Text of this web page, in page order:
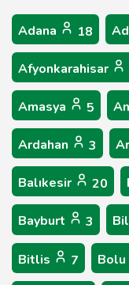
Adana 18
Afyonkarahisar
Amasya 5
Ardahan 3
Balıkesir 20
Bayburt 3
Bitlis 7 Bolu